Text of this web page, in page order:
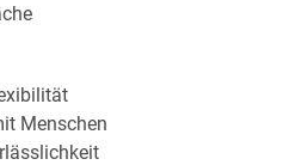
Menschen